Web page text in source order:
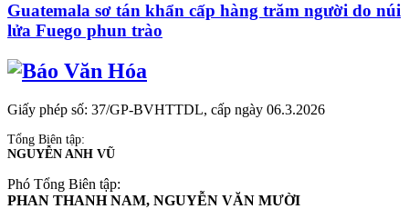
Guatemala sơ tán khẩn cấp hàng trăm người do núi
lửa Fuego phun trào
Giấy phép số: 37/GP-BVHTTDL, cấp ngày 06.3.2026
Tổng Biên tập:
NGUYỄN ANH VŨ
Phó Tổng Biên tập:
PHAN THANH NAM, NGUYỄN VĂN MƯỜI